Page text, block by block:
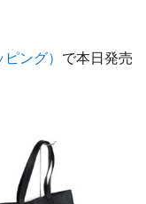
ング） で本日発売